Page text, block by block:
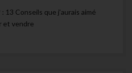
13 Conseils que j’aurais aimé
et vendre